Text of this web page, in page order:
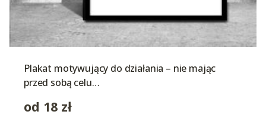
Plakat motywujący do działania – nie mając
przed sobą celu…
od 18 zł